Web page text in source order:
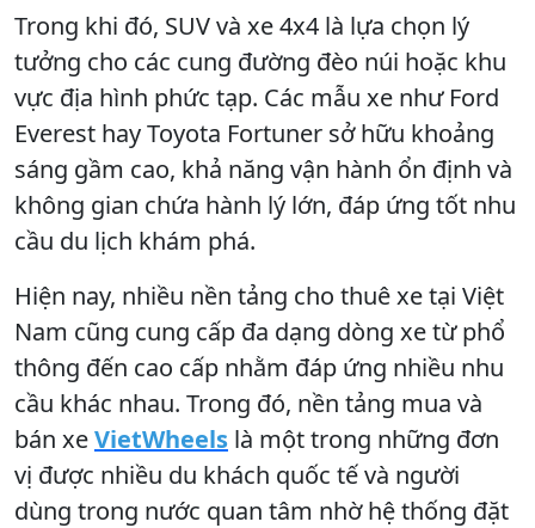
Trong khi đó, SUV và xe 4x4 là lựa chọn lý
tưởng cho các cung đường đèo núi hoặc khu
vực địa hình phức tạp. Các mẫu xe như Ford
Everest hay Toyota Fortuner sở hữu khoảng
sáng gầm cao, khả năng vận hành ổn định và
không gian chứa hành lý lớn, đáp ứng tốt nhu
cầu du lịch khám phá.
Hiện nay, nhiều nền tảng cho thuê xe tại Việt
Nam cũng cung cấp đa dạng dòng xe từ phổ
thông đến cao cấp nhằm đáp ứng nhiều nhu
cầu khác nhau. Trong đó, nền tảng mua và
bán xeVietWheels là một trong những đơn
vị được nhiều du khách quốc tế và người
dùng trong nước quan tâm nhờ hệ thống đặt